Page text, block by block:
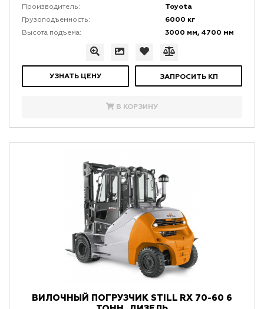
Производитель:
Toyota
Грузоподъемность: 6000 кг
Высота подъема: 3000 мм, 4700 мм
УЗНАТЬ ЦЕНУ ЗАПРОСИТЬ КП
В КОРЗИНУ
ВИЛОЧНЫЙ ПОГРУЗЧИК STILL RX 70-60 6